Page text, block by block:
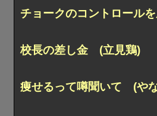
チョークのコントロール
校長の差し金 (立見鶏)
痩せるって噂聞いて (や